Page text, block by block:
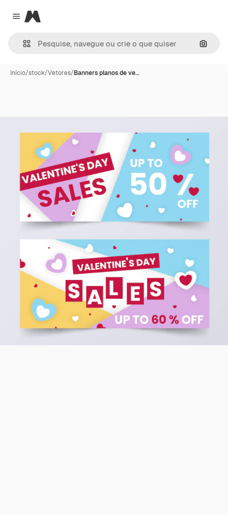
Close menu
Magnific
Início/stock/Vetores/Banners planos de ve…